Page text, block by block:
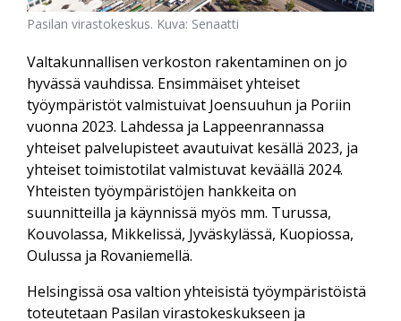
Pasilan virastokeskus. Kuva: Senaatti
Valtakunnallisen verkoston rakentaminen on jo
hyvässä vauhdissa. Ensimmäiset yhteiset
työympäristöt valmistuivat Joensuuhun ja Poriin
vuonna 2023. Lahdessa ja Lappeenrannassa
yhteiset palvelupisteet avautuivat kesällä 2023, ja
yhteiset toimistotilat valmistuvat keväällä 2024.
Yhteisten työympäristöjen hankkeita on
suunnitteilla ja käynnissä myös mm. Turussa,
Kouvolassa, Mikkelissä, Jyväskylässä, Kuopiossa,
Oulussa ja Rovaniemellä.
Helsingissä osa valtion yhteisistä työympäristöistä
toteutetaan Pasilan virastokeskukseen ja